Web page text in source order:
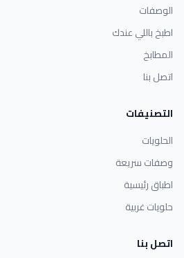
الوصفات
اطبخ باللي عندك
المطابخ
اتصل بنا
التصنيفات
الحلويات
وصفات سريعة
اطباق رئيسية
حلويات غربية
اتصل بنا